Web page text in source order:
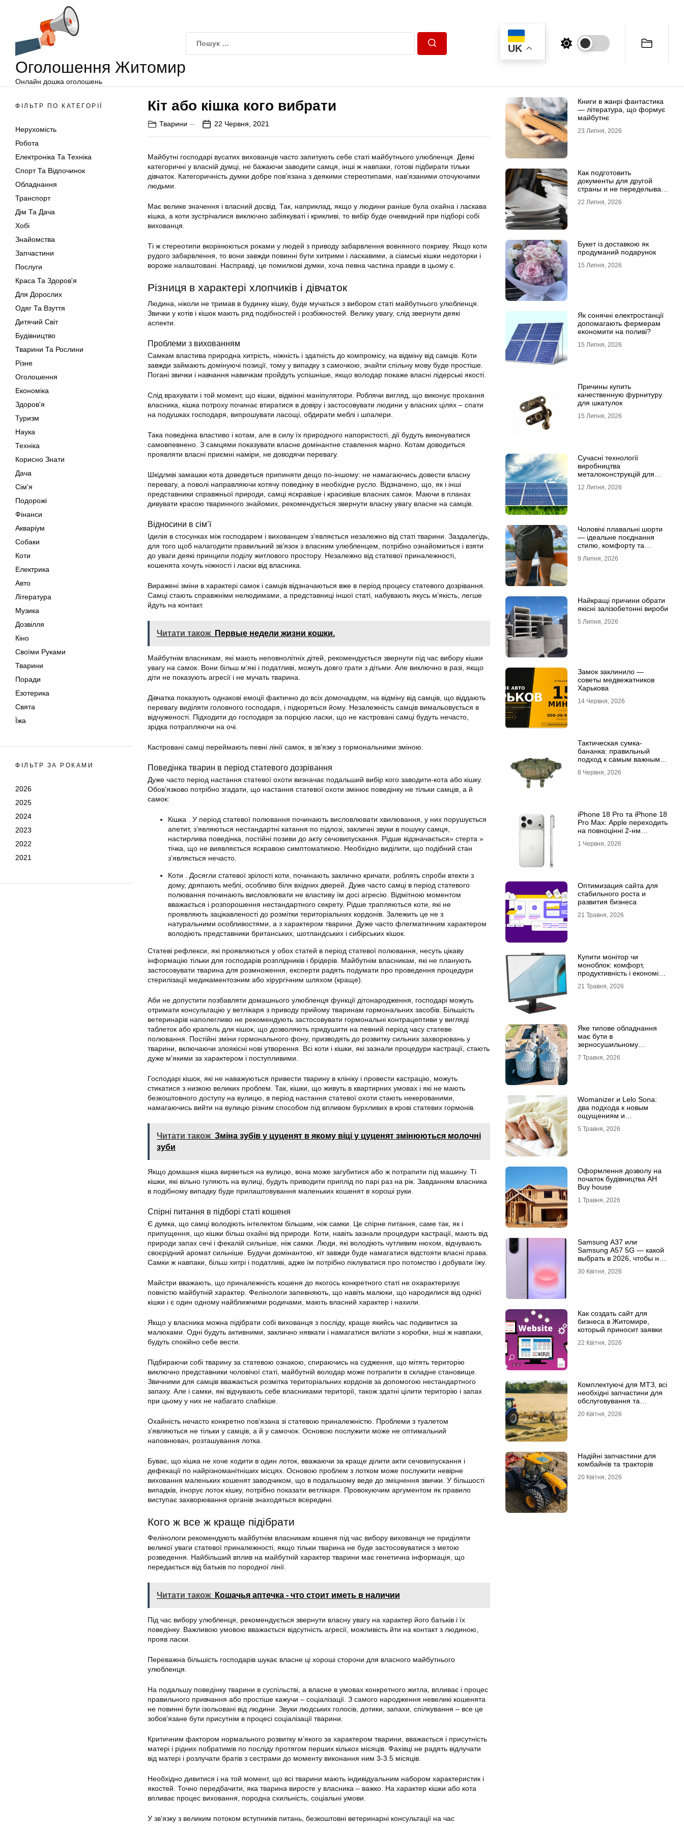
Оголошення Житомир
Онлайн дошка оголошень
UK
ФІЛЬТР ПО КАТЕГОРІЇ
Нерухомість
Робота
Електроніка Та Техніка
Спорт Та Відпочинок
Обладнання
Транспорт
Дім Та Дача
Хобі
Знайомства
Запчастини
Послуги
Краса Та Здоров'я
Для Дорослих
Одяг Та Взуття
Дитячий Світ
Будівництво
Тварини Та Рослини
Різне
Оголошення
Економіка
Здоров'я
Туризм
Наука
Техніка
Корисно Знати
Дача
Сім'я
Подорожі
Фінанси
Акваріум
Собаки
Коти
Електрика
Авто
Література
Музика
Дозвілля
Кіно
Своїми Руками
Тварини
Поради
Езотерика
Свята
Їжа
ФІЛЬТР ЗА РОКАМИ
2026
2025
2024
2023
2022
2021
Кіт або кішка кого вибрати
Тварини 22 Червня, 2021
Майбутні господарі вусатих вихованців часто запитують себе статі майбутнього улюбленця. Деякі
категоричні у власній думці, не бажаючи заводити самця, інші ж навпаки, готові підбирати тільки
дівчаток. Категоричність думки добре пов’язана з деякими стереотипами, нав’язаними оточуючими
людьми.
Має велике значення і власний досвід. Так, наприклад, якщо у людини раніше була охайна і ласкава
кішка, а коти зустрічалися виключно забіякуваті і крикливі, то вибір буде очевидний при підборі собі
вихованця.
Ті ж стереотипи вкорінюються роками у людей з приводу забарвлення вовняного покриву. Якщо коти
рудого забарвлення, то вони завжди повинні бути хитрими і ласкавими, а сіамські кішки недоторки і
вороже налаштовані. Насправді, це помилкові думки, хоча певна частина правди в цьому є.
Різниця в характері хлопчиків і дівчаток
Людина, ніколи не тримав в будинку кішку, буде мучаться з вибором статі майбутнього улюбленця.
Звички у котів і кішок мають ряд подібностей і розбіжностей. Велику увагу, слід звернути деякі
аспекти.
Проблеми з вихованням
Самкам властива природна хитрість, ніжність і здатність до компромісу, на відміну від самців. Коти
завжди займають домінуючі позиції, тому у випадку з самочкою, знайти спільну мову буде простіше.
Погані звички і навчання навичкам пройдуть успішніше, якщо володар покаже власні лідерські якості.
Слід врахувати і той момент, що кішки, відмінні маніпулятори. Роблячи вигляд, що виконує прохання
власника, кішка потроху починає втиратися в довіру і застосовувати людини у власних цілях – спати
на подушках господаря, випрошувати ласощі, обдирати меблі і шпалери.
Така поведінка властиво і котам, але в силу їх природного напористості, дії будуть виконуватися
самовпевнено. З самцями показувати власне домінантне ставлення марно. Котам доводиться
проявляти власні приємні наміри, не доводячи перевагу.
Шкідливі замашки кота доведеться припиняти дещо по-іншому: не намагаючись довести власну
перевагу, а поволі направляючи котячу поведінку в необхідне русло. Відзначено, що, як і інші
представники справжньої природи, самці яскравіше і красивіше власних самок. Маючи в планах
дивувати красою тваринного знайомих, рекомендується звернути власну увагу власне на самців.
Відносини в сім’ї
Ідилія в стосунках між господарем і вихованцем з’являється незалежно від статі тварини. Заздалегідь,
для того щоб налагодити правильний зв’язок з власним улюбленцем, потрібно ознайомиться і взяти
до уваги деякі принципи поділу житлового простору. Незалежно від статевої приналежності,
кошенята хочуть ніжності і ласки від власника.
Виражені зміни в характері самок і самців відзначаються вже в період процесу статевого дозрівання.
Самці стають справжніми нелюдимами, а представниці іншої статі, набувають якусь м’якість, легше
йдуть на контакт.
Читати також Первые недели жизни кошки.
Майбутнім власникам, які мають неповнолітніх дітей, рекомендується звернути під час вибору кішки
увагу на самок. Вони більш м’які і податливі, можуть довго грати з дітьми. Але виключно в разі, якщо
діти не показують агресії і не мучать тварина.
Дівчатка показують однакові емоції фактично до всіх домочадцям, на відміну від самців, що віддають
перевагу виділяти головного господаря, і підкоряться йому. Незалежність самців вимальовується в
відчуженості. Підходити до господаря за порцією ласки, що не кастровані самці будуть нечасто,
зрідка потрапляючи на очі.
Кастровані самці переймають певні лінії самок, в зв’язку з гормональними зміною.
Поведінка тварин в період статевого дозрівання
Дуже часто період настання статевої охоти визначає подальший вибір кого заводити-кота або кішку.
Обов’язково потрібно згадати, що настання статевої охоти змінює поведінку не тільки самців, а й
самок:
Кішка . У період статевої полювання починають висловлювати хвилювання, у них порушується
апетит, з’являються нестандартні катання по підлозі, закличні звуки в пошуку самця,
настирлива поведінка, постійні позиви до акту сечовипускання. Рідше відзначається» стерта »
тічка, що не виявляється яскравою симптоматикою. Необхідно виділити, що подібний стан
з’являється нечасто.
Коти . Досягли статевої зрілості коти, починають заклично кричати, роблять спроби втекти з
дому, дряпають меблі, особливо біля вхідних дверей. Дуже часто самці в період статевого
полювання починають висловлювати не властиву їм досі агресію. Відмітною моментом
вважається і розпорошення нестандартного секрету. Рідше трапляються коти, які не
проявляють зацікавленості до розмітки територіальних кордонів. Залежить це не з
натуральними особливостями, а з характером тварини. Дуже часто флегматичним характером
володіють представники британських, шотландських і сибірських кішок.
Статеві рефлекси, які проявляються у обох статей в період статевої полювання, несуть цікаву
інформацію тільки для господарів розплідників і брідерів. Майбутнім власникам, які не планують
застосовувати тварина для розмноження, експерти радять подумати про проведення процедури
стерилізації медикаментозним або хірургічним шляхом (краще).
Аби не допустити позбавляти домашнього улюбленця функції дітонародження, господарі можуть
отримати консультацію у ветлікаря з приводу прийому тваринам гормональних засобів. Більшість
ветеринарів наполегливо не рекомендують застосовувати гормональні контрацептиви у вигляді
таблеток або крапель для кішок, що дозволяють придушити на певний період часу статеве
полювання. Постійні зміни гормонального фону, призводять до розвитку сильних захворювань у
тварини, включаючи злоякісні нові утворення. Всі коти і кішки, які зазнали процедури кастрації, стають
дуже м’якими за характером і поступливими.
Господарі кішок, які не наважуються привести тварину в клініку і провести кастрацію, можуть
стикатися з низкою великих проблем. Так, кішки, що живуть в квартирних умовах і які не мають
безкоштовного доступу на вулицю, в період настання статевої охоти стають некерованими,
намагаючись вийти на вулицю різним способом під впливом бурхливих в крові статевих гормонів.
Читати також Зміна зубів у цуценят в якому віці у цуценят змінюються молочні
зуби
Якщо домашня кішка вирветься на вулицю, вона може загубитися або ж потрапити під машину. Ті
кішки, які вільно гуляють на вулиці, будуть приводити приплід по парі раз на рік. Завданням власника
в подібному випадку буде прилаштовування маленьких кошенят в хороші руки.
Спірні питання в підборі статі кошеня
Є думка, що самці володіють інтелектом більшим, ніж самки. Це спірне питання, саме так, як і
припущення, що кішки більш охайні від природи. Коти, навіть зазнали процедури кастрації, мають від
природи запах сечі і фекалій сильніше, ніж самки. Люди, які володіють чутливим нюхом, відчувають
своєрідний аромат сильніше. Будучи домінантою, кіт завжди буде намагатися відстояти власні права.
Самки ж навпаки, більш хитрі і податливі, адже їм потрібно піклуватися про потомство і добувати їжу.
Майстри вважають, що приналежність кошеня до якогось конкретного статі не охарактеризує
повністю майбутній характер. Фелінологи запевняють, що навіть малюки, що народилися від однієї
кішки і є один одному найближчими родичами, мають власний характер і нахили.
Якщо у власника можна підібрати собі вихованця з посліду, краще якийсь час подивитися за
малюками. Одні будуть активними, заклично нявкати і намагатися вилізти з коробки, інші ж навпаки,
будуть спокійно себе вести.
Підбираючи собі тварину за статевою ознакою, спираючись на судження, що мітять територію
виключно представники чоловічої статі, майбутній володар може потрапити в складне становище.
Звичними для самців вважається розмітка територіальних кордонів за допомогою нестандартного
запаху. Але і самки, які відчувають себе власниками території, також здатні цілити територію і запах
при цьому у них не набагато слабкіше.
Охайність нечасто конкретно пов’язана зі статевою приналежністю. Проблеми з туалетом
з’являються не тільки у самців, а й у самочок. Основою послужити може не оптимальний
наповнювач, розташування лотка.
Буває, що кішка не хоче ходити в один лоток, вважаючи за краще ділити акти сечовипускання і
дефекації по найрізноманітніших місцях. Основою проблем з лотком може послужити невірне
виховання маленьких кошенят заводчиком, що в подальшому веде до зміцнення звички. У більшості
випадків, ігнорує лоток кішку, потрібно показати ветлікаря. Провокуючим аргументом як правило
виступає захворювання органів знаходяться всередині.
Кого ж все ж краще підібрати
Фелінологи рекомендують майбутнім власникам кошеня під час вибору вихованця не приділяти
великої уваги статевої приналежності, якщо тільки тварина не буде застосовуватися з метою
розведення. Найбільший вплив на майбутній характер тварини має генетична інформація, що
передається від батьків по породної лінії.
Читати також Кошачья аптечка - что стоит иметь в наличии
Під час вибору улюбленця, рекомендується звернути власну увагу на характер його батьків і їх
поведінку. Важливою умовою вважається відсутність агресії, можливість йти на контакт з людиною,
прояв ласки.
Переважна більшість господарів шукає власне ці хороші сторони для власного майбутнього
улюбленця.
На подальшу поведінку тварини в суспільстві, а власне в умовах конкретного житла, впливає і процес
правильного привчання або простіше кажучи – соціалізації. З самого народження невеликі кошенята
не повинні бути ізольовані від людини. Звуки людських голосів, дотики, запахи, спілкування – все це
зобов’язане бути присутнім в процесі соціалізації тварини.
Критичним фактором нормального розвитку м’якого за характером тварини, вважається і присутність
матері і рідних побратимів по посліду протягом перших кількох місяців. Фахівці не радять відлучати
від матері і розлучати братів з сестрами до моменту виконання ним 3-3.5 місяців.
Необхідно дивитися і на той момент, що всі тварини мають індивідуальним набором характеристик і
якостей. Точно передбачити, яка тварина виросте у власника – важко. На характер кішки або кота
впливає процес виховання, породна схильність, соціальні умови.
У зв’язку з великим потоком вступників питань, безкоштовні ветеринарні консультації на час
Книги в жанрі фантастика
— література, що формує
майбутнє
23 Липня, 2026
Как подготовить
документы для другой
страны и не переделывать
22 Липня, 2026
Букет із доставкою як
продуманий подарунок
15 Липня, 2026
Як сонячні електростанції
допомагають фермерам
економити на поливі?
15 Липня, 2026
Причины купить
качественную фурнитуру
для шкатулок
15 Липня, 2026
Сучасні технології
виробництва
металоконструкцій для
12 Липня, 2026
Чоловічі плавальні шорти
— ідеальне поєднання
стилю, комфорту та
9 Липня, 2026
Найкращі причини обрати
якісні залізобетонні вироби
5 Липня, 2026
Замок заклинило —
советы медвежатников
Харькова
14 Червня, 2026
Тактическая сумка-
бананка: правильный
подход к самым важным
8 Червня, 2026
iPhone 18 Pro та iPhone 18
Pro Max: Apple переходить
на повноцінні 2-нм
1 Червня, 2026
Оптимизация сайта для
стабильного роста и
развития бизнеса
21 Травня, 2026
Купити монітор чи
моноблок: комфорт,
продуктивність і економія
21 Травня, 2026
Яке типове обладнання
має бути в
зерносушильному
7 Травня, 2026
Womanizer и Lelo Sona:
два подхода к новым
ощущениям и
5 Травня, 2026
Оформлення дозволу на
початок будівництва АН
Buy house
1 Травня, 2026
Samsung A37 или
Samsung A57 5G — какой
выбрать в 2026, чтобы не
30 Квітня, 2026
Как создать сайт для
бизнеса в Житомире,
который приносит заявки
22 Квітня, 2026
Комплектуючі для МТЗ, всі
необхідні запчастини для
обслуговування та
20 Квітня, 2026
Надійні запчастини для
комбайнів та тракторів
20 Квітня, 2026